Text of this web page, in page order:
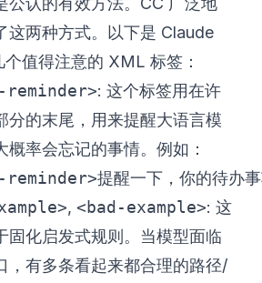
这两种方式。以下是 Claude
值得注意的 XML 标签：
reminder>: 这个标签用在许
分的末尾，用来提醒大语言模
概率会忘记的事情。例如：
reminder>提醒一下，你的待办
, <bad-example>: 这
固化启发式规则。当模型面临
，有多条看起来都合理的路径/